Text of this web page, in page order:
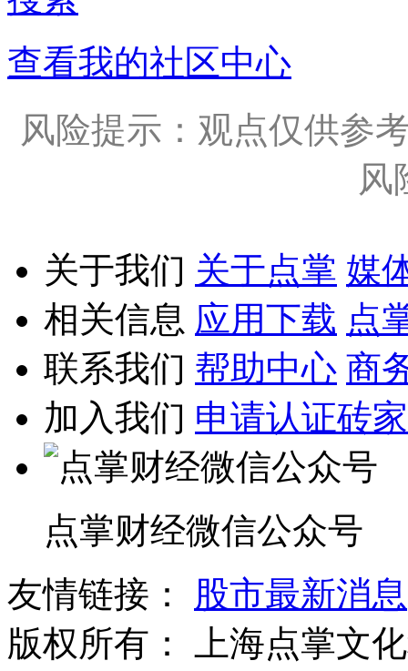
查看我的社区中心
风险提示：观点仅供参
风
关于我们 关于点掌 媒
相关信息 应用下载 点
联系我们 帮助中心 商
加入我们 申请认证砖家
点掌财经微信公众号
友情链接：
股市最新消息
版权所有：
上海点掌文